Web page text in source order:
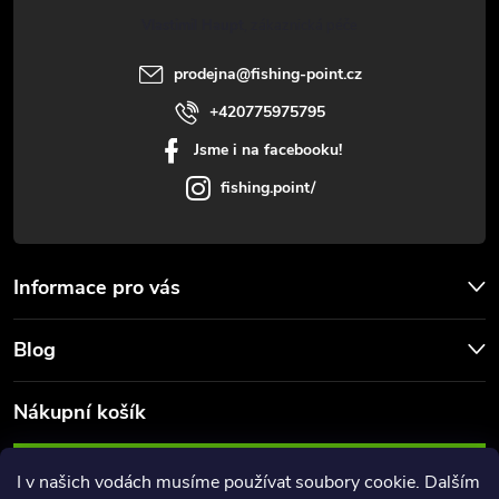
I v našich vodách musíme používat soubory cookie. Dalším
v
ý
p
i
s
u
prodejna@fishing-point.cz
+420775975795
Jsme i na facebooku!
fishing.point/
Informace pro vás
Blog
Nákupní košík